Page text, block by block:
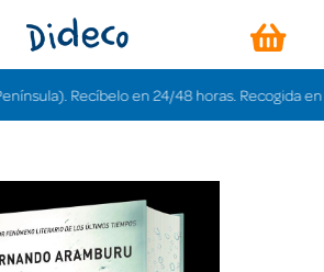
Recíbelo en 24/48 horas. Recogida en